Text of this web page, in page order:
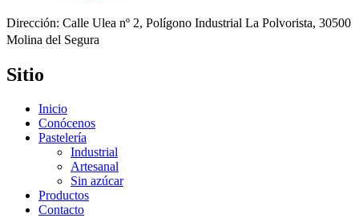
Dirección: Calle Ulea nº 2, Polígono Industrial La Polvorista, 30500
Molina del Segura
Sitio
Inicio
Conócenos
Pastelería
Industrial
Artesanal
Sin azúcar
Productos
Contacto